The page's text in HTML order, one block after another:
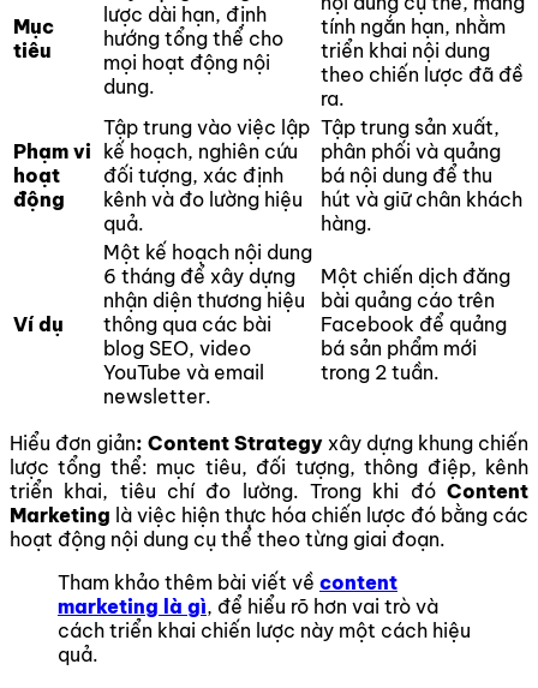
Mục
tiêu
lược dài hạn, định
hướng tổng thể cho
mọi hoạt động nội
dung.
tính ngắn hạn, nhằm
triển khai nội dung
theo chiến lược đã đề
ra.
Phạm vi
hoạt
động
Tập trung vào việc lập
kế hoạch, nghiên cứu
đối tượng, xác định
kênh và đo lường hiệu
quả.
Tập trung sản xuất,
phân phối và quảng
bá nội dung để thu
hút và giữ chân khách
hàng.
Ví dụ
Một kế hoạch nội dung
6 tháng để xây dựng
nhận diện thương hiệu
thông qua các bài
blog SEO, video
YouTube và email
newsletter.
Một chiến dịch đăng
bài quảng cáo trên
Facebook để quảng
bá sản phẩm mới
trong 2 tuần.
Hiểu đơn giản: Content Strategy xây dựng khung chiến
lược tổng thể: mục tiêu, đối tượng, thông điệp, kênh
triển khai, tiêu chí đo lường. Trong khi đó Content
Marketing là việc hiện thực hóa chiến lược đó bằng các
hoạt động nội dung cụ thể theo từng giai đoạn.
Tham khảo thêm bài viết về content
marketing là gì, để hiểu rõ hơn vai trò và
cách triển khai chiến lược này một cách hiệu
quả.